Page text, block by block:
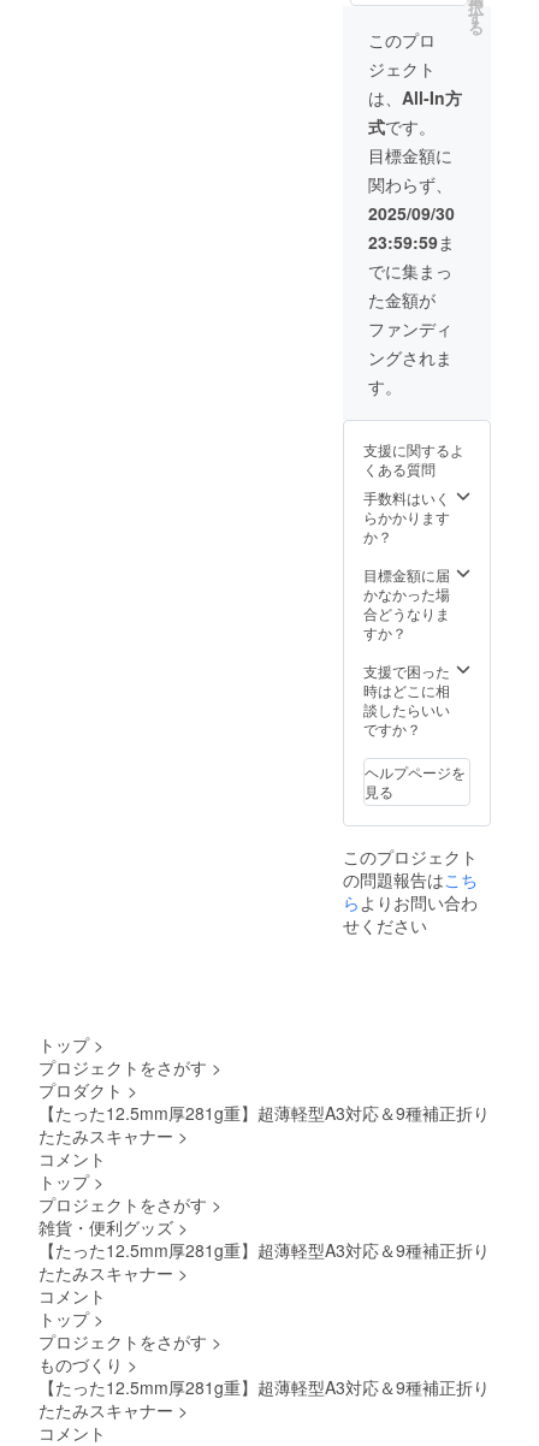
からオ
ンライ
ン
ショッ
プなど
にて一
般販売
開始予
定で
す。
がる可
ござい
ます。
品が発
生する
可能性
があり
ます。
ご了承
頂いた
上でご
支援頂
けます
様お願
い致し
ます。
からオ
ンライ
ン
ショッ
プなど
にて一
定で
す。
より出
が遅れ
る場合
があり
ます。
※皆様の
支援に
より量
産効率
した場
合、正
規販売
価格が
販売予
定価格
より下
ござい
ます。
類似商
品が発
生する
可能性
ご了承
頂いた
上でご
様お願
い致し
ます。
2026年
からオ
ンライ
ン
ショッ
にて一
般販売
開始予
定で
前には
必ずお
届けの
リター
ンに貼
付され
たラベ
ルや注
意書き
をご確
認くだ
さい。
※ご注文
状況、
使用部
材の供
給状
況、製
合等に
荷時期
が遅れ
る場合
があり
支援に
より量
産効率
合、正
規販売
価格が
販売予
より下
がる可
能性も
ござい
類似商
品が発
生する
可能性
があり
ます。
プなど
にて一
円 ※リ
ターン
はすべ
て税・
送料込
みの金
額にな
りま
す。 ※
原材料
及び添
加物等
の食品
表示は
お届け
商品の
ラベル
に表記
されま
前には
届けの
リター
ンに貼
付され
たラベ
意書き
をご確
認くだ
さい。
状況、
使用部
材の供
給状
造工程
上の都
合等に
より出
が遅れ
る場合
があり
ます。
※皆様の
販売予
定価格
類似商
品が発
頂いた
上でご
択
す
る
このプロ
ジェクト
は、 All-In方
式です。
目標金額に
関わらず、
2025/09/30
23:59:59ま
でに集まっ
た金額が
ファンディ
ングされま
す。
支援に関するよ
くある質問
手数料はいく
らかかります
か？
目標金額に届
かなかった場
合どうなりま
すか？
支援で困った
時はどこに相
談したらいい
ですか？
ヘルプページを
見る
このプロジェクト
の問題報告はこち
ら よりお問い合わ
せください
トップ >
プロジェクトをさがす >
プロダクト >
【たった12.5mm厚281g重】超薄軽型A3対応＆9種補正折り
たたみスキャナー >
コメント
トップ >
プロジェクトをさがす >
雑貨・便利グッズ >
【たった12.5mm厚281g重】超薄軽型A3対応＆9種補正折り
たたみスキャナー >
コメント
トップ >
プロジェクトをさがす >
ものづくり >
【たった12.5mm厚281g重】超薄軽型A3対応＆9種補正折り
たたみスキャナー >
コメント